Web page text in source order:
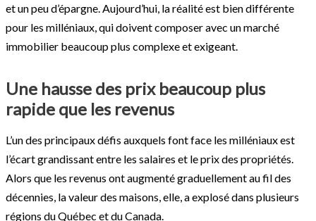
et un peu d’épargne. Aujourd’hui, la réalité est bien différente
pour les milléniaux, qui doivent composer avec un marché
immobilier beaucoup plus complexe et exigeant.
Une hausse des prix beaucoup plus
rapide que les revenus
L’un des principaux défis auxquels font face les milléniaux est
l’écart grandissant entre les salaires et le prix des propriétés.
Alors que les revenus ont augmenté graduellement au fil des
décennies, la valeur des maisons, elle, a explosé dans plusieurs
régions du Québec et du Canada.